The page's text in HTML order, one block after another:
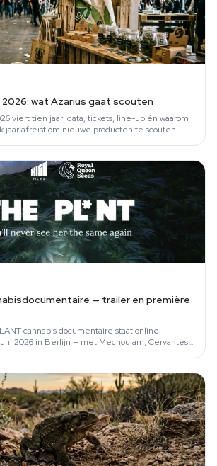
2026: wat Azarius gaat scouten
viert tien jaar: data, tickets, line-up én waarom
jaar afreist om nieuwe producten te scouten.
— trailer en première
cannabis documentaire staat online.
2026 in Berlijn — met Mechoulam, Cervantes